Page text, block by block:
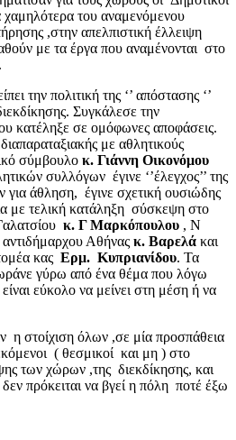
χαμηλότερα του αναμενόμενου
,στην απελπιστική έλλειψη
με τα έργα που αναμένονται στο
την πολιτική της ‘’ απόστασης ‘’
Συγκάλεσε την
κατέληξε σε ομόφωνες αποφάσεις.
με αθλητικούς
σύμβουλο κ. Γιάννη Οικονόμου
συλλόγων έγινε ‘’έλεγχος’’ της
άθληση, έγινε σχετική ουσιώδης
με τελική κατάληξη σύσκεψη στο
κ. Γ Μαρκόπουλου , Ν
αντιδήμαρχου Αθήνας κ. Βαρελά και
κας Ερμ. Κυπριανίδου. Τα
γύρω από ένα θέμα που λόγω
εύκολο να μείνει στη μέση ή να
η στοίχιση όλων ,σε μία προσπάθεια
( θεσμικοί και μη ) στο
των χώρων ,της διεκδίκησης, και
πρόκειται να βγεί η πόλη ποτέ έξω
ΠΑΛΑΙ..